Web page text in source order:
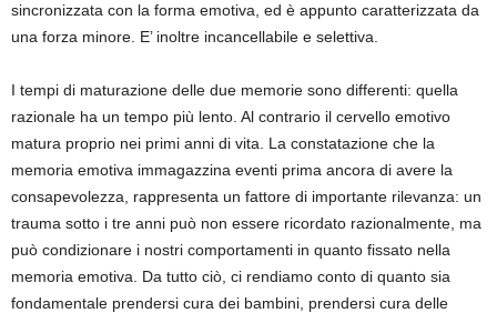
sincronizzata con la forma emotiva, ed è appunto caratterizzata da
una forza minore. E’ inoltre incancellabile e selettiva.
I tempi di maturazione delle due memorie sono differenti: quella
razionale ha un tempo più lento. Al contrario il cervello emotivo
matura proprio nei primi anni di vita. La constatazione che la
memoria emotiva immagazzina eventi prima ancora di avere la
consapevolezza, rappresenta un fattore di importante rilevanza: un
trauma sotto i tre anni può non essere ricordato razionalmente, ma
può condizionare i nostri comportamenti in quanto fissato nella
memoria emotiva. Da tutto ciò, ci rendiamo conto di quanto sia
fondamentale prendersi cura dei bambini, prendersi cura delle